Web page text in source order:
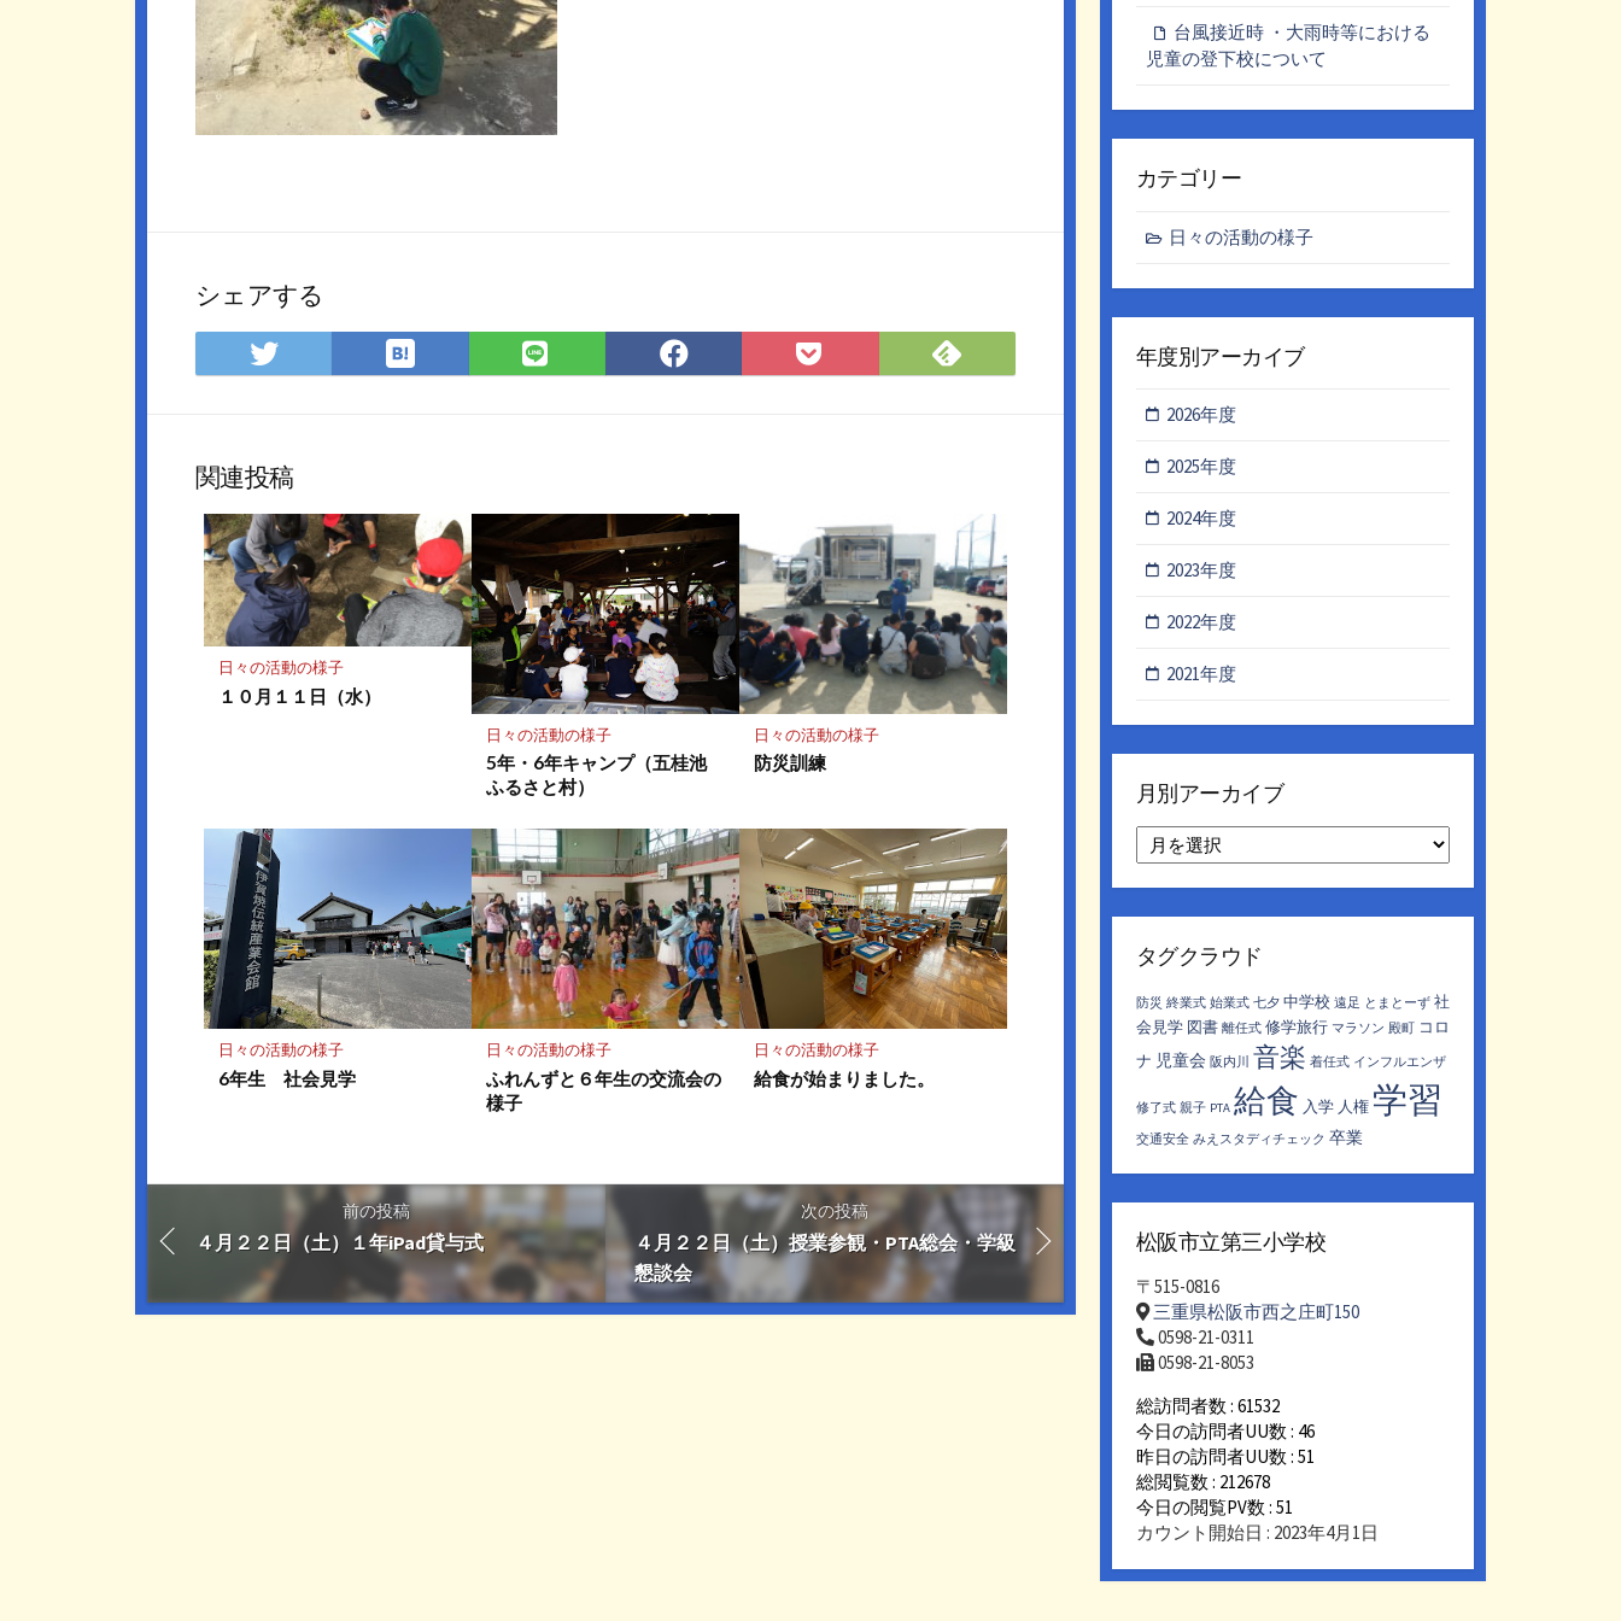
シェアする
Twitter
で
ア
は
て
マ
ー
ク
に
保
LINE
で
Facebook
で
Pocket
に
Feedly
で
関連投稿
日々の活動の様子
１０月１１日（水）
日々の活動の様子
5年・6年キャンプ（五桂池
ふるさと村）
日々の活動の様子
防災訓練
日々の活動の様子
6年生 社会見学
日々の活動の様子
ふれんずと６年生の交流会の
様子
日々の活動の様子
給食が始まりました。
前の投稿
４月２２日（土）１年iPad貸与式
次の投稿
４月２２日（土）授業参観・PTA総会・学級
懇談会
台風接近時 ・大雨時等における
児童の登下校について
カテゴリー
日々の活動の様子
年度別アーカイブ
2026年度
2025年度
2024年度
2023年度
2022年度
2021年度
月別アーカイブ
別
ア
ー
イ
タグクラウド
防災 終業式 始業式 七夕 中学校 遠足 とまとーず 社
会見学 図書 離任式 修学旅行 マラソン 殿町 コロ
ナ 児童会 阪内川 音楽 着任式 インフルエンザ
修了式 親子 PTA 給食 入学 人権 学習
交通安全 みえスタディチェック 卒業
松阪市立第三小学校
〒515-0816
三重県松阪市西之庄町150
0598-21-0311
0598-21-8053
総訪問者数 : 61532
今日の訪問者UU数 : 46
昨日の訪問者UU数 : 51
総閲覧数 : 212678
今日の閲覧PV数 : 51
カウント開始日 : 2023年4月1日